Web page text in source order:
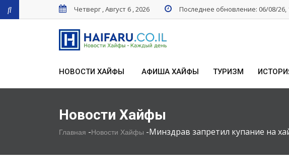
Четверг , Август 6 , 2026 Последнее обновление: 06/08/26,
НОВОСТИ ХАЙФЫ АФИША ХАЙФЫ ТУРИЗМ
Новости Хайфы
Главная -Новости Хайфы -Минздрав запретил купание на